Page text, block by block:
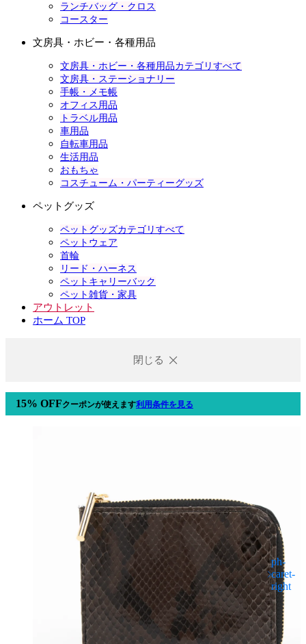
ランチバッグ・クロス
コースター
文房具・ホビー・各種用品
文房具・ホビー・各種用品カテゴリすべて
文房具・ステーショナリー
手帳・メモ帳
オフィス用品
トラベル用品
車用品
自転車用品
生活用品
おもちゃ
コスチューム・パーティーグッズ
ペットグッズ
ペットグッズカテゴリすべて
ペットウェア
首輪
リード・ハーネス
ペットキャリーバック
ペット雑貨・家具
アウトレット
ホーム TOP
閉じる
15% OFFクーポンが使えます利用条件を見る